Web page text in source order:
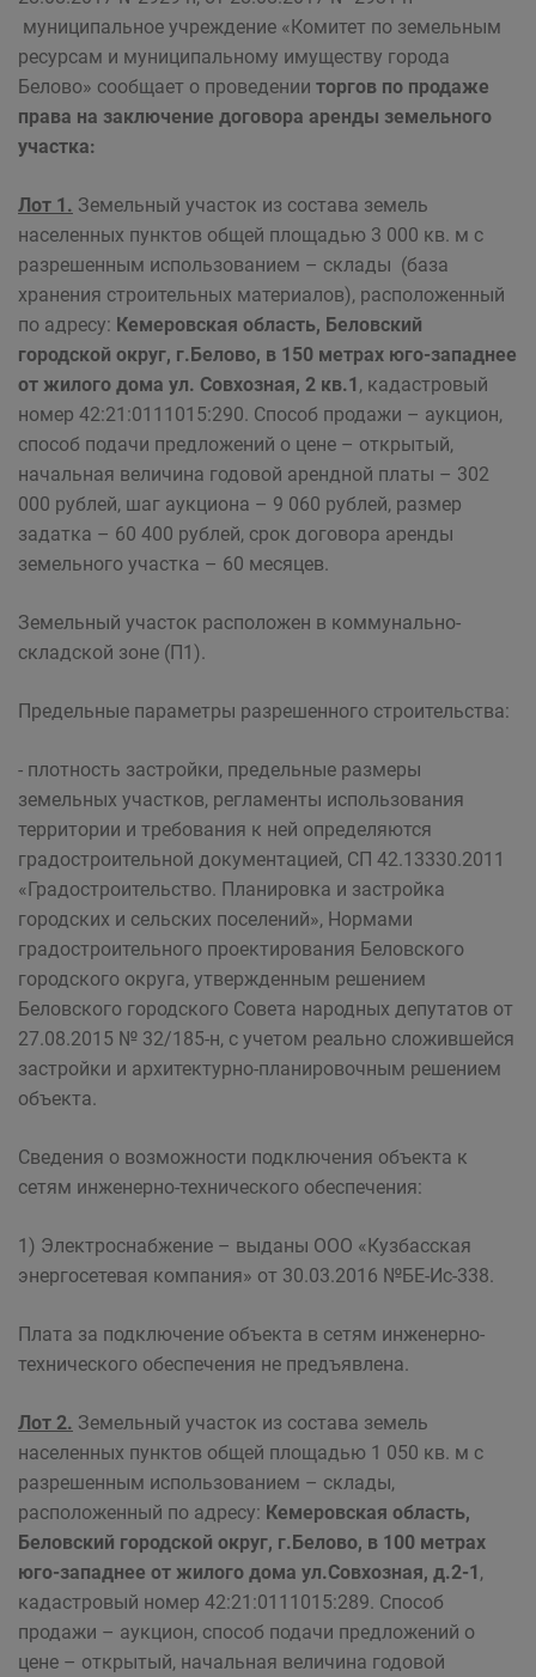
муниципальное учреждение «Комитет по земельным
ресурсам и муниципальному имуществу города
Белово» сообщает о проведении торгов по продаже
права на заключение договора аренды земельного
участка:
Лот 1. Земельный участок из состава земель
населенных пунктов общей площадью 3 000 кв. м с
разрешенным использованием – склады (база
хранения строительных материалов), расположенный
по адресу: Кемеровская область, Беловский
городской округ, г.Белово, в 150 метрах юго-западнее
от жилого дома ул. Совхозная, 2 кв.1 , кадастровый
номер 42:21:0111015:290. Способ продажи – аукцион,
способ подачи предложений о цене – открытый,
начальная величина годовой арендной платы – 302
000 рублей, шаг аукциона – 9 060 рублей, размер
задатка – 60 400 рублей, срок договора аренды
земельного участка – 60 месяцев.
Земельный участок расположен в коммунально-
складской зоне (П1).
Предельные параметры разрешенного строительства:
- плотность застройки, предельные размеры
земельных участков, регламенты использования
территории и требования к ней определяются
градостроительной документацией, СП 42.13330.2011
«Градостроительство. Планировка и застройка
городских и сельских поселений», Нормами
градостроительного проектирования Беловского
городского округа, утвержденным решением
Беловского городского Совета народных депутатов от
27.08.2015 № 32/185-н, с учетом реально сложившейся
застройки и архитектурно-планировочным решением
объекта.
Сведения о возможности подключения объекта к
сетям инженерно-технического обеспечения:
1) Электроснабжение – выданы ООО «Кузбасская
энергосетевая компания» от 30.03.2016 №БЕ-Ис-338.
Плата за подключение объекта в сетям инженерно-
технического обеспечения не предъявлена.
Лот 2. Земельный участок из состава земель
населенных пунктов общей площадью 1 050 кв. м с
разрешенным использованием – склады,
расположенный по адресу: Кемеровская область,
Беловский городской округ, г.Белово, в 100 метрах
юго-западнее от жилого дома ул.Совхозная, д.2-1 ,
кадастровый номер 42:21:0111015:289. Способ
продажи – аукцион, способ подачи предложений о
цене – открытый, начальная величина годовой